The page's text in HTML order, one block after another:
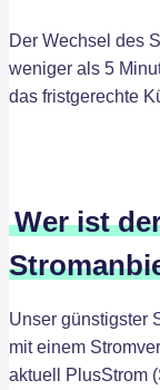
Der Wechsel des
weniger als 5
das fristgerechte
Wer ist
Unser günstigster
mit einem
aktuell PlusStrom